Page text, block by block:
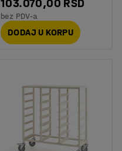
103.070,00 RSD
bez PDV-a
DODAJ U KORPU